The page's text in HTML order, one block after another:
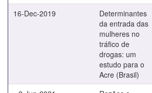
16-Dec-2019
Determinantes
da entrada das
mulheres no
tráfico de
drogas: um
estudo para o
Acre (Brasil)